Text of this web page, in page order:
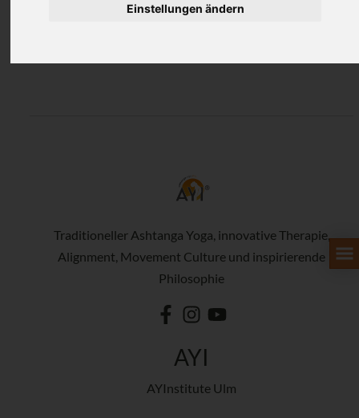
Einstellungen ändern
Yogalehrerin in Frankfurt
Traditioneller Ashtanga Yoga, innovative Therapie,
Alignment, Movement Culture und inspirierende
Philosophie
AYI
AYInstitute Ulm